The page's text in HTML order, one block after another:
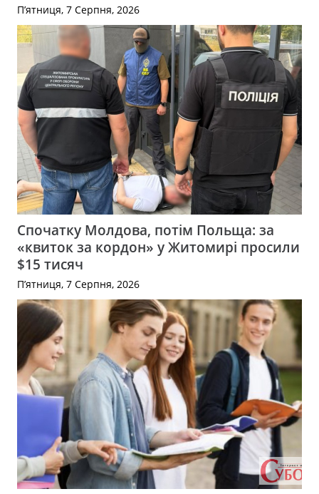
П’ятниця, 7 Серпня, 2026
Спочатку Молдова, потім Польща: за
«квиток за кордон» у Житомирі просили
$15 тисяч
П’ятниця, 7 Серпня, 2026